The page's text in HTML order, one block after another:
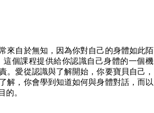
來自於無知，因為你對自己的身體如此陌
個課程提供給你認識自己身體的一個機
。愛從認識與了解開始，你要寶貝自己，
解，你會學到知道如何與身體對話，而以
的。